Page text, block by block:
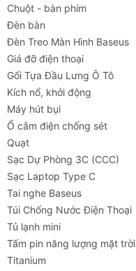
Chuột - bàn phím
Đèn bàn
Đèn Treo Màn Hình Baseus
Giá đỡ điện thoại
Gối Tựa Đầu Lưng Ô Tô
Kích nổ, khởi động
Máy hút bụi
Ổ cắm điện chống sét
Quạt
Sạc Dự Phòng 3C (CCC)
Sạc Laptop Type C
Tai nghe Baseus
Túi Chống Nước Điện Thoại
Tủ lạnh mini
Tấm pin năng lượng mặt trời
Titanium